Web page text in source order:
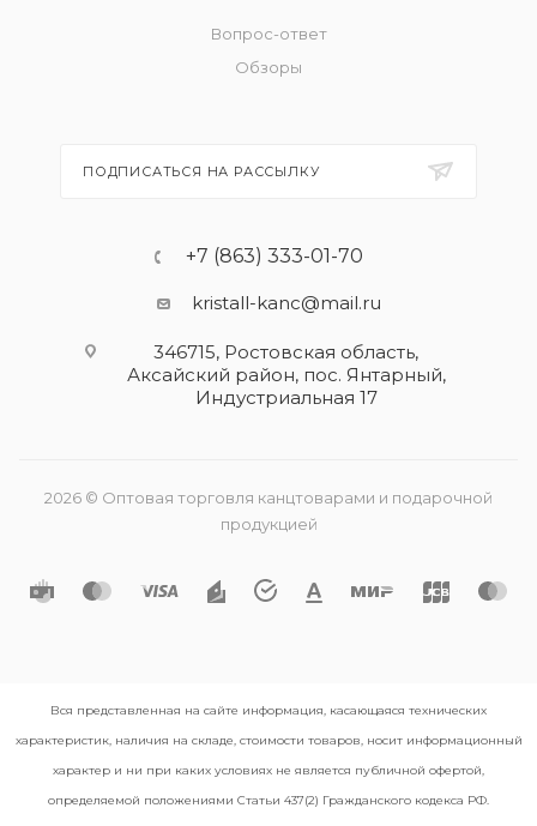
Вопрос-ответ
Обзоры
ПОДПИСАТЬСЯ НА РАССЫЛКУ
+7 (863) 333-01-70
kristall-kanc@mail.ru
346715, Ростовская область​,
Аксайский район, пос. Янтарный,
Индустриальная 17
2026 © Оптовая торговля канцтоварами и подарочной
продукцией
Вся представленная на сайте информация, касающаяся технических
характеристик, наличия на складе, стоимости товаров, носит информационный
характер и ни при каких условиях не является публичной офертой,
определяемой положениями Статьи 437(2) Гражданского кодекса РФ.